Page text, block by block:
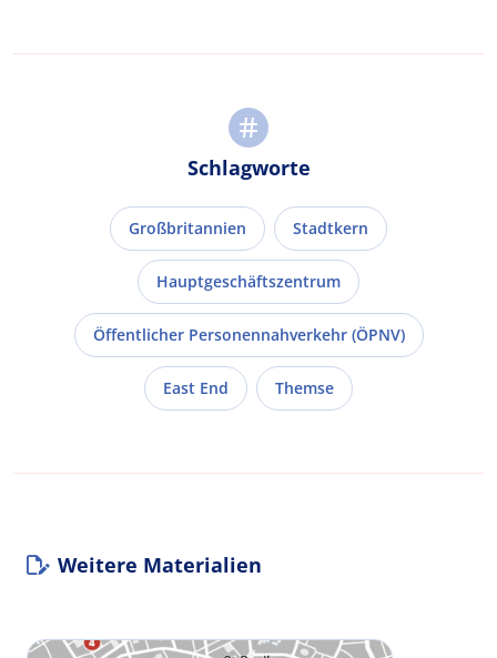
Schlagworte
Großbritannien Stadtkern
Hauptgeschäftszentrum
Öffentlicher Personennahverkehr (ÖPNV)
East End Themse
Weitere Materialien